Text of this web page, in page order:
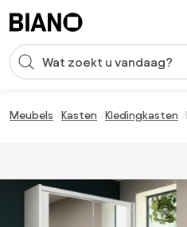
Zoekopdracht invoeren
Meubels Kasten Kledingkasten